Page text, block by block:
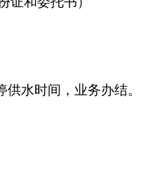
水时间，业务办结。